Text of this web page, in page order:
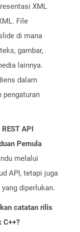
XML
File
di mana
gambar,
lainnya.
dalam
pengaturan
API
Pemula
melalui
API, tetapi juga
diperlukan.
catatan rilis
C++?